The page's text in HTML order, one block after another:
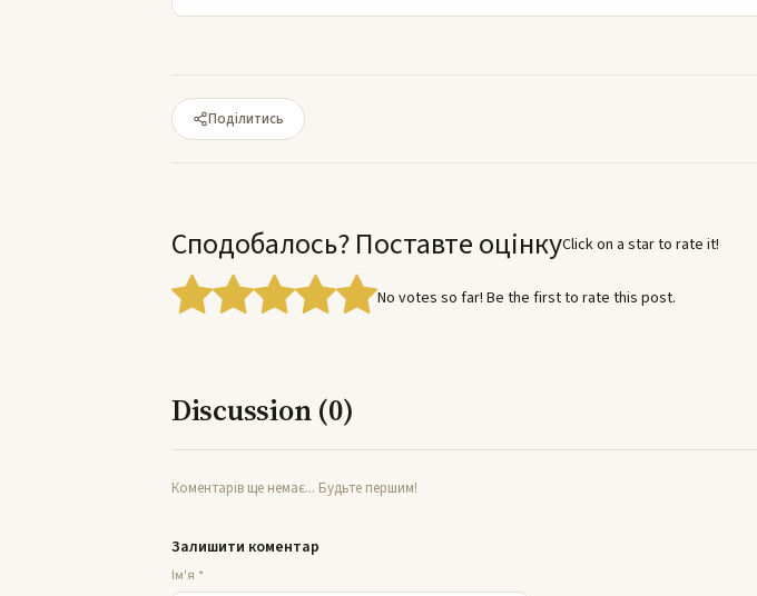
Поділитись
Сподобалось? Поставте оцінкуClick on a star to rate it!
No votes so far! Be the first to rate this post.
Discussion (0)
Коментарів ще немає... Будьте першим!
Залишити коментар
Ім'я *